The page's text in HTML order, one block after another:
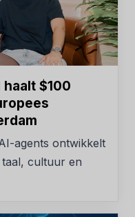
$100
agents ontwikkelt
cultuur en